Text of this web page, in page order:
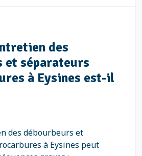
des
et séparateurs
à Eysines est-il
des débourbeurs et
à Eysines peut